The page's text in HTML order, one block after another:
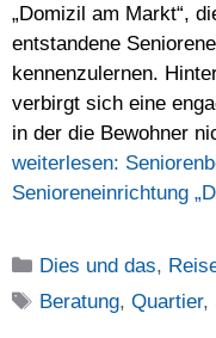
„Domizil am Markt“,
entstandene
kennenzulernen.
verbirgt sich eine
in der die Bewohner
weiterlesen:
Senioreneinrichtung
Kategorien
Dies und das,
Schlagwörter
Beratung,Quartier,